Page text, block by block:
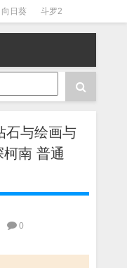
向日葵 斗罗2
师 节目清单
石与绘画与
南 普通
0